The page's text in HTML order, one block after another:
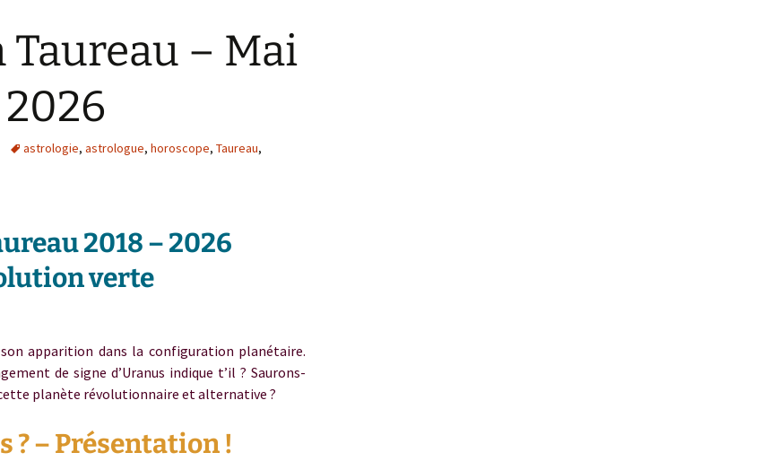
Taureau – Mai
astrologie, astrologue, horoscope, Taureau,
2018 – 2026
verte
apparition dans la configuration planétaire.
de signe d’Uranus indique t’il ? Saurons-
planète révolutionnaire et alternative ?
? – Présentation !